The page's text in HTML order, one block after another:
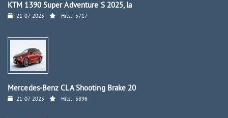
KTM 1390 Super Adventure S 2025, la
21-07-2025 Hits: 5717
Mercedes-Benz CLA Shooting Brake 20
21-07-2025 Hits: 5896